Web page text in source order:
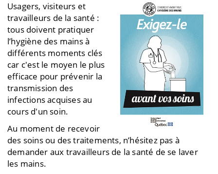
Usagers, visiteurs et
travailleurs de la santé :
tous doivent pratiquer
l’hygiène des mains à
différents moments clés
car c'est le moyen le plus
efficace pour prévenir la
transmission des
infections acquises au
cours d'un soin.
Au moment de recevoir
des soins ou des traitements, n’hésitez pas à
demander aux travailleurs de la santé de se laver
les mains.